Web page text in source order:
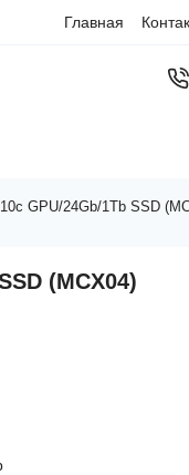
Главная
GPU/24Gb/1Tb SSD
(MCX04)